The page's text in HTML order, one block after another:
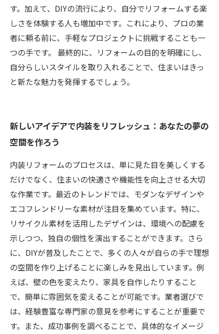
す。加えて、DIYの流行により、自分でリフォームする楽
しさを体験する人も増加中です。これにより、プロの業
者に頼る前に、手軽なプロジェクトに挑戦することも一
つの手です。 最終的に、リフォームの目的を明確にし、
自分らしいスタイルを取り入れることで、住まいはきっ
と新たな魅力を発揮するでしょう。
新しいアイデアで内装をリフレッシュ：あなたの夢の
空間を作ろう
内装リフォームのプロセスは、単に見た目を美しくする
だけでなく、住まいの快適さや機能性を向上させる大切
な作業です。最近のトレンドでは、モダンなデザインや
エコフレンドリーな素材が注目を集めています。特に、
リサイクル素材を活用したデザインは、環境への配慮を
示しつつ、独自の個性を演出することができます。さら
に、DIYが普及したことで、多くの人々が自らの手で理想
の空間を作り上げることに楽しみを見出しています。例
えば、壁の色を変えたり、家具を自作したりすること
で、簡単に雰囲気を変えることが可能です。業者選びで
は、経験豊富な専門家の意見を参考にすることが重要で
す。また、成功事例を調べることで、具体的なイメージ